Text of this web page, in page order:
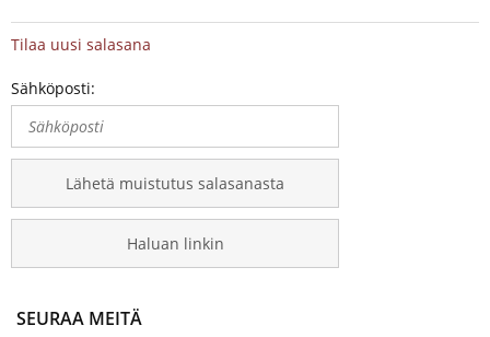
Tilaa uusi salasana
Sähköposti:
Lähetä muistutus salasanasta
Haluan linkin
SEURAA MEITÄ